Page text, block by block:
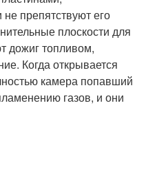
препятствуют его
плоскости для
дожиг топливом,
Когда открывается
камера попавший
газов, и они